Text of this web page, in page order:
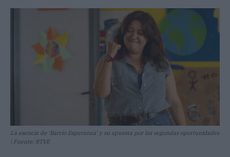
La esencia de ‘Barrio Esperanza’ y su apuesta por las segundas oportunidades
| Fuente: RTVE